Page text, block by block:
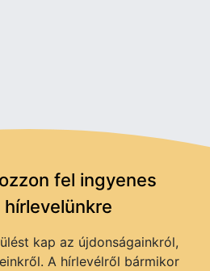
fel ingyenes
hírlevelünkre
kap az újdonságainkról,
A hírlevélről bármikor